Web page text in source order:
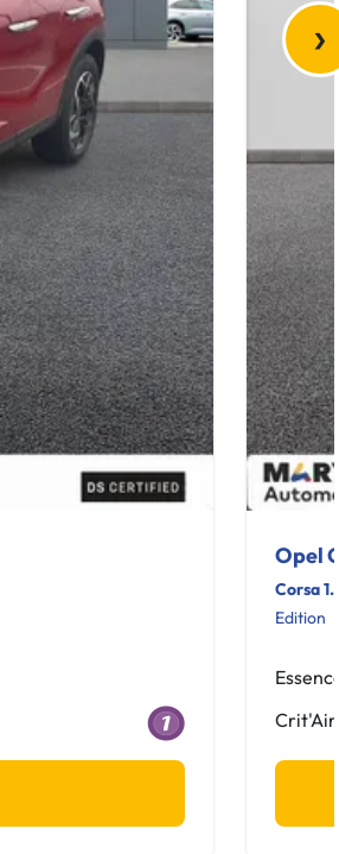
Opel
Corsa
Edition
Essence
Crit'Air
›